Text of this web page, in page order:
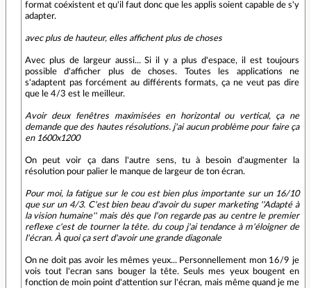
format coéxistent et qu'il faut donc que les applis soient capable de s'y
adapter.
avec plus de hauteur, elles affichent plus de choses
Avec plus de largeur aussi... Si il y a plus d'espace, il est toujours
possible d'afficher plus de choses. Toutes les applications ne
s'adaptent pas forcément au différents formats, ça ne veut pas dire
que le 4/3 est le meilleur.
Avoir deux fenêtres maximisées en horizontal ou vertical, ça ne
demande que des hautes résolutions. j'ai aucun problème pour faire ça
en 1600x1200
On peut voir ça dans l'autre sens, tu à besoin d'augmenter la
résolution pour palier le manque de largeur de ton écran.
Pour moi, la fatigue sur le cou est bien plus importante sur un 16/10
que sur un 4/3. C'est bien beau d'avoir du super marketing ''Adapté à
la vision humaine'' mais dès que l'on regarde pas au centre le premier
reflexe c'est de tourner la tête. du coup j'ai tendance à m'éloigner de
l'écran. À quoi ça sert d'avoir une grande diagonale
On ne doit pas avoir les mêmes yeux... Personnellement mon 16/9 je
vois tout l'ecran sans bouger la tête. Seuls mes yeux bougent en
fonction de moin point d'attention sur l'écran, mais même quand je me